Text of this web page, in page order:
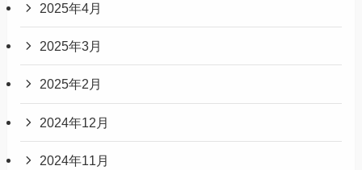
2025年4月
2025年3月
2025年2月
2024年12月
2024年11月